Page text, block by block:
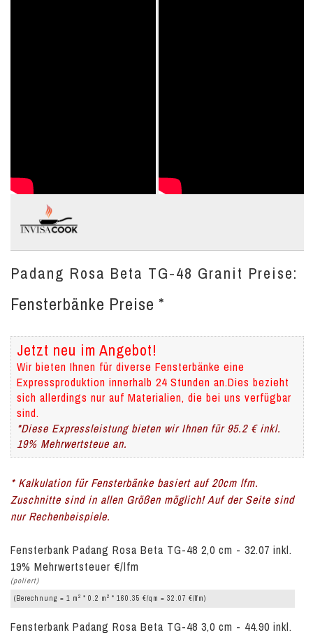
Padang Rosa Beta TG-48 Granit Preise:
Fensterbänke Preise *
Jetzt neu im Angebot!
Wir bieten Ihnen für diverse Fensterbänke eine
Expressproduktion innerhalb 24 Stunden an.Dies bezieht
sich allerdings nur auf Materialien, die bei uns verfügbar
sind.
*Diese Expressleistung bieten wir Ihnen für 95.2 € inkl.
19% Mehrwertsteue an.
* Kalkulation für Fensterbänke basiert auf 20cm lfm.
Zuschnitte sind in allen Größen möglich! Auf der Seite sind
nur Rechenbeispiele.
Fensterbank Padang Rosa Beta TG-48 2,0 cm - 32.07 inkl.
19% Mehrwertsteuer €/lfm
(poliert)
(Berechnung = 1 m 2 * 0.2 m 2 * 160.35 €/qm = 32.07 €/lfm)
Fensterbank Padang Rosa Beta TG-48 3,0 cm - 44.90 inkl.